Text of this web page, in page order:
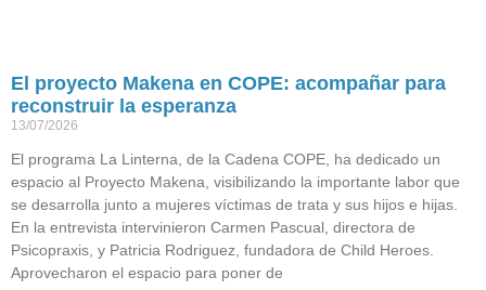
El proyecto Makena en COPE: acompañar para
reconstruir la esperanza
13/07/2026
El programa La Linterna, de la Cadena COPE, ha dedicado un
espacio al Proyecto Makena, visibilizando la importante labor que
se desarrolla junto a mujeres víctimas de trata y sus hijos e hijas.
En la entrevista intervinieron Carmen Pascual, directora de
Psicopraxis, y Patricia Rodriguez, fundadora de Child Heroes.
Aprovecharon el espacio para poner de